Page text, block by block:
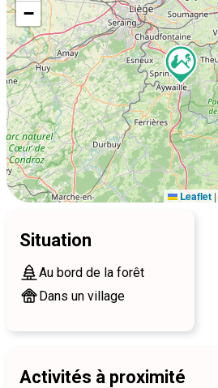
−
Leaflet |
Situation
Au bord de la forêt
Dans un village
Activités à proximité